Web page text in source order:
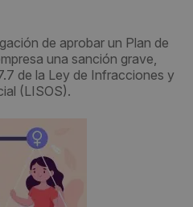
de aprobar un Plan de
una sanción grave,
de la Ley de Infracciones y
(LISOS).